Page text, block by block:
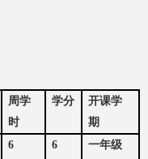
周学
时
学分
开课学
期
6 6
一年级